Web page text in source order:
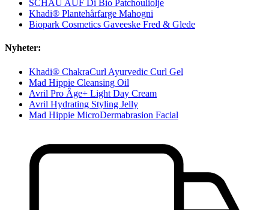
SCHAU AUF Di Bio Patchouliolje
Khadi® Plantehårfarge Mahogni
Biopark Cosmetics Gaveeske Fred & Glede
Nyheter:
Khadi® ChakraCurl Ayurvedic Curl Gel
Mad Hippie Cleansing Oil
Avril Pro Âge+ Light Day Cream
Avril Hydrating Styling Jelly
Mad Hippie MicroDermabrasion Facial